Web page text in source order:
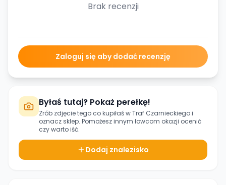
Brak recenzji
Zaloguj się aby dodać recenzję
Byłaś tutaj? Pokaż perełkę!
Zrób zdjęcie tego co kupiłaś wTraf Czarnieckiegoi
oznacz sklep. Pomożesz innym łowcom okazji ocenić
czy warto iść.
Dodaj znalezisko